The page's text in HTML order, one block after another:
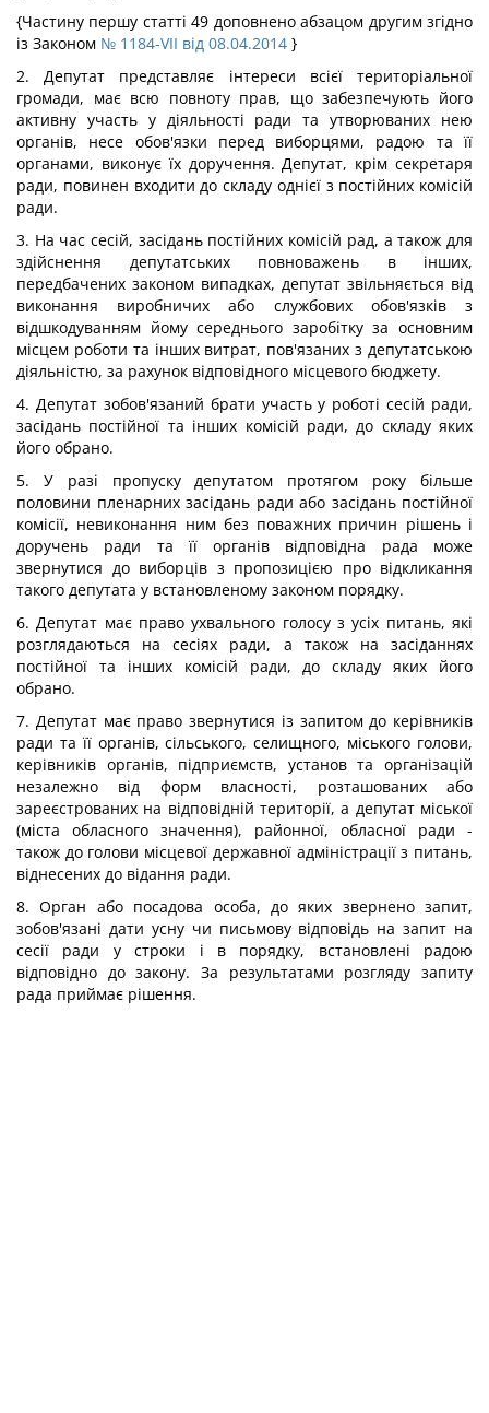
{Частину першу статті 49 доповнено абзацом другим згідно
із Законом № 1184-VII від 08.04.2014 }
2. Депутат представляє інтереси всієї територіальної
громади, має всю повноту прав, що забезпечують його
активну участь у діяльності ради та утворюваних нею
органів, несе обов'язки перед виборцями, радою та її
органами, виконує їх доручення. Депутат, крім секретаря
ради, повинен входити до складу однієї з постійних комісій
ради.
3. На час сесій, засідань постійних комісій рад, а також для
здійснення депутатських повноважень в інших,
передбачених законом випадках, депутат звільняється від
виконання виробничих або службових обов'язків з
відшкодуванням йому середнього заробітку за основним
місцем роботи та інших витрат, пов'язаних з депутатською
діяльністю, за рахунок відповідного місцевого бюджету.
4. Депутат зобов'язаний брати участь у роботі сесій ради,
засідань постійної та інших комісій ради, до складу яких
його обрано.
5. У разі пропуску депутатом протягом року більше
половини пленарних засідань ради або засідань постійної
комісії, невиконання ним без поважних причин рішень і
доручень ради та її органів відповідна рада може
звернутися до виборців з пропозицією про відкликання
такого депутата у встановленому законом порядку.
6. Депутат має право ухвального голосу з усіх питань, які
розглядаються на сесіях ради, а також на засіданнях
постійної та інших комісій ради, до складу яких його
обрано.
7. Депутат має право звернутися із запитом до керівників
ради та її органів, сільського, селищного, міського голови,
керівників органів, підприємств, установ та організацій
незалежно від форм власності, розташованих або
зареєстрованих на відповідній території, а депутат міської
(міста обласного значення), районної, обласної ради -
також до голови місцевої державної адміністрації з питань,
віднесених до відання ради.
8. Орган або посадова особа, до яких звернено запит,
зобов'язані дати усну чи письмову відповідь на запит на
сесії ради у строки і в порядку, встановлені радою
відповідно до закону. За результатами розгляду запиту
рада приймає рішення.